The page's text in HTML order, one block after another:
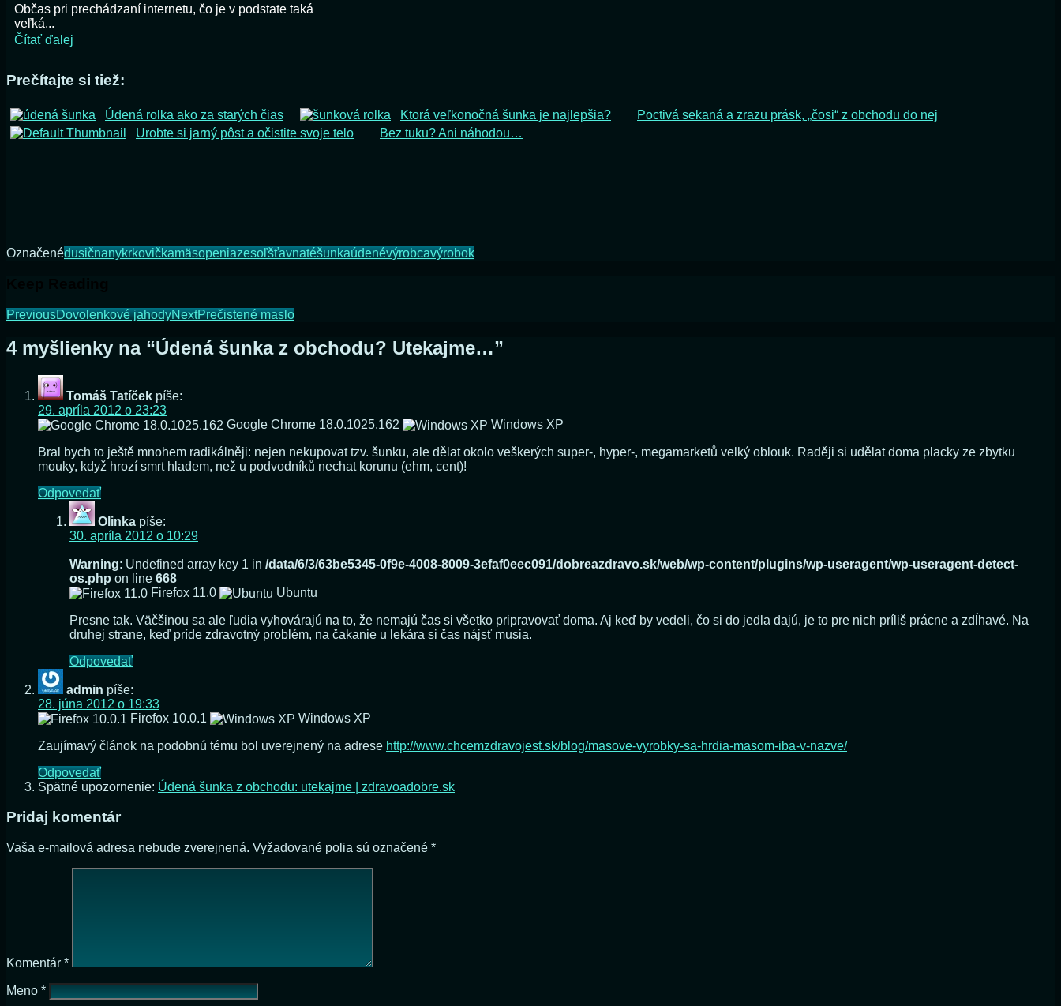
Občas pri prechádzaní internetu, čo je v podstate taká
veľká...
Čítať ďalej
Prečítajte si tiež:
Údená rolka ako za starých čias Ktorá veľkonočná šunka je najlepšia?
Poctivá sekaná a zrazu prásk, „čosi“ z obchodu do nej
Urobte si jarný pôst a očistite svoje telo
Bez tuku? Ani náhodou…
Označenédusičnanykrkovičkamäsopeniazesoľšťavnatéšunkaúdenévýrobcavýrobok
PreviousDovolenkové jahodyNextPrečistené maslo
4 myšlienky na “Údená šunka z obchodu? Utekajme…”
Tomáš Tatíček píše:
29. apríla 2012 o 23:23
Google Chrome 18.0.1025.162
Windows XP
Bral bych to ještě mnohem radikálněji: nejen nekupovat tzv. šunku, ale dělat okolo veškerých super-, hyper-, megamarketů velký oblouk. Raději si udělat doma placky ze zbytku
mouky, když hrozí smrt hladem, než u podvodníků nechat korunu (ehm, cent)!
Odpovedať
Olinka píše:
30. apríla 2012 o 10:29
Warning: Undefined array key 1 in /data/6/3/63be5345-0f9e-4008-8009-3efaf0eec091/dobreazdravo.sk/web/wp-content/plugins/wp-useragent/wp-useragent-detect-
os.php on line 668
Firefox 11.0
Ubuntu
Presne tak. Väčšinou sa ale ľudia vyhovárajú na to, že nemajú čas si všetko pripravovať doma. Aj keď by vedeli, čo si do jedla dajú, je to pre nich príliš prácne a zdĺhavé. Na
druhej strane, keď príde zdravotný problém, na čakanie u lekára si čas nájsť musia.
Odpovedať
admin píše:
28. júna 2012 o 19:33
Firefox 10.0.1
Windows XP
Zaujímavý článok na podobnú tému bol uverejnený na adrese http://www.chcemzdravojest.sk/blog/masove-vyrobky-sa-hrdia-masom-iba-v-nazve/
Odpovedať
Spätné upozornenie: Údená šunka z obchodu: utekajme | zdravoadobre.sk
Pridaj komentár
Vaša e-mailová adresa nebude zverejnená. Vyžadované polia sú označené *
Komentár *
Meno *